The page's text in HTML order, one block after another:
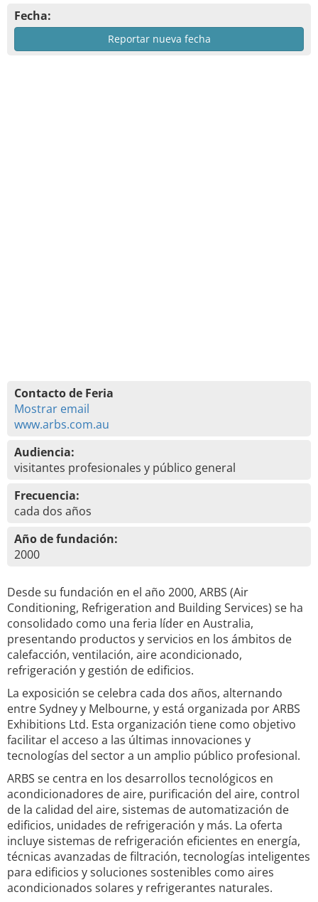
Fecha:
Reportar nueva fecha
Contacto de Feria
Mostrar email
www.arbs.com.au
Audiencia:
visitantes profesionales y público general
Frecuencia:
cada dos años
Año de fundación:
2000
Desde su fundación en el año 2000, ARBS (Air
Conditioning, Refrigeration and Building Services) se ha
consolidado como una feria líder en Australia,
presentando productos y servicios en los ámbitos de
calefacción, ventilación, aire acondicionado,
refrigeración y gestión de edificios.
La exposición se celebra cada dos años, alternando
entre Sydney y Melbourne, y está organizada por ARBS
Exhibitions Ltd. Esta organización tiene como objetivo
facilitar el acceso a las últimas innovaciones y
tecnologías del sector a un amplio público profesional.
ARBS se centra en los desarrollos tecnológicos en
acondicionadores de aire, purificación del aire, control
de la calidad del aire, sistemas de automatización de
edificios, unidades de refrigeración y más. La oferta
incluye sistemas de refrigeración eficientes en energía,
técnicas avanzadas de filtración, tecnologías inteligentes
para edificios y soluciones sostenibles como aires
acondicionados solares y refrigerantes naturales.